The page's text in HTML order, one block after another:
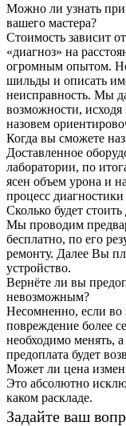
Можно ли узнать
вашего мастера?
Стоимость зависит
«диагноз» на
огромным опытом.
шильды и описать
неисправность. Мы
возможности,
назовем
Когда вы сможете
Доставленное
лаборатории, по
ясен объем урона и
процесс
Сколько будет
Мы проводим
бесплатно, по его
ремонту. Далее Вы
устройство.
Вернёте ли вы
невозможным?
Несомненно, если во
повреждение более
необходимо менять,
предоплата будет
Может ли цена
Это абсолютно
каком раскладе.
Задайте ваш